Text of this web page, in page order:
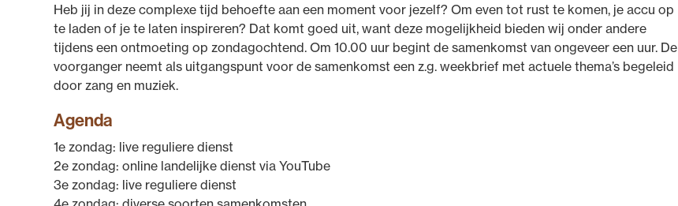
Heb jij in deze complexe tijd behoefte aan een moment voor jezelf? Om even tot rust te komen, je accu op
te laden of je te laten inspireren? Dat komt goed uit, want deze mogelijkheid bieden wij onder andere
tijdens een ontmoeting op zondagochtend. Om 10.00 uur begint de samenkomst van ongeveer een uur. De
voorganger neemt als uitgangspunt voor de samenkomst een z.g. weekbrief met actuele thema’s begeleid
door zang en muziek.
Agenda
1e zondag: live reguliere dienst
2e zondag: online landelijke dienst via YouTube
3e zondag: live reguliere dienst